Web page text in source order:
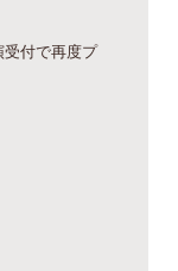
受付で再度プ